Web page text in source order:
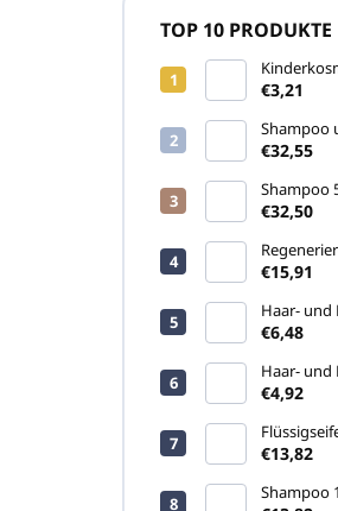
TOP 10 PRODUKTE
€3,21
Shampoo
5L SENSE
€32,55
Shampoo
(Kanister)
€32,50
Creme
€15,91
Haar-
Ginseng
€6,48
Haar- und
ml APRICOT
€4,92
THINKS
€13,82
Shampoo